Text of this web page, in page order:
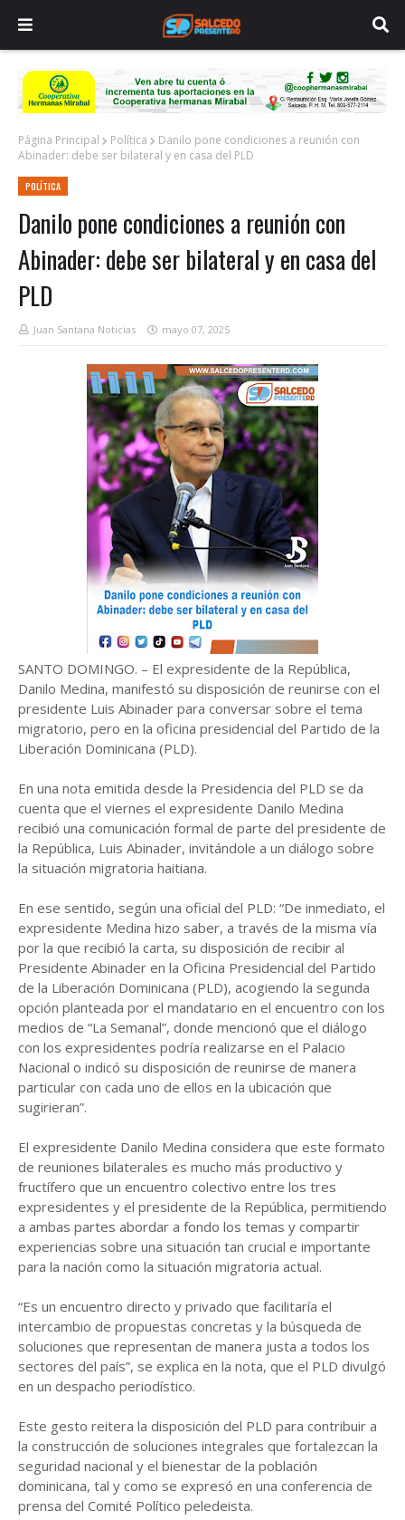
Página Principal Política
Danilo pone condiciones a reunión con
Abinader: debe ser bilateral y en casa del PLD
POLÍTICA
Danilo pone condiciones a reunión con
Abinader: debe ser bilateral y en casa del
PLD
Juan Santana Noticias mayo 07, 2025
SANTO DOMINGO. – El expresidente de la República,
Danilo Medina, manifestó su disposición de reunirse con el
presidente Luis Abinader para conversar sobre el tema
migratorio, pero en la oficina presidencial del Partido de la
Liberación Dominicana (PLD).
En una nota emitida desde la Presidencia del PLD se da
cuenta que el viernes el expresidente Danilo Medina
recibió una comunicación formal de parte del presidente de
la República, Luis Abinader, invitándole a un diálogo sobre
la situación migratoria haitiana.
En ese sentido, según una oficial del PLD: “De inmediato, el
expresidente Medina hizo saber, a través de la misma vía
por la que recibió la carta, su disposición de recibir al
Presidente Abinader en la Oficina Presidencial del Partido
de la Liberación Dominicana (PLD), acogiendo la segunda
opción planteada por el mandatario en el encuentro con los
medios de “La Semanal”, donde mencionó que el diálogo
con los expresidentes podría realizarse en el Palacio
Nacional o indicó su disposición de reunirse de manera
particular con cada uno de ellos en la ubicación que
sugirieran”.
El expresidente Danilo Medina considera que este formato
de reuniones bilaterales es mucho más productivo y
fructífero que un encuentro colectivo entre los tres
expresidentes y el presidente de la República, permitiendo
a ambas partes abordar a fondo los temas y compartir
experiencias sobre una situación tan crucial e importante
para la nación como la situación migratoria actual.
“Es un encuentro directo y privado que facilitaría el
intercambio de propuestas concretas y la búsqueda de
soluciones que representan de manera justa a todos los
sectores del país”, se explica en la nota, que el PLD divulgó
en un despacho periodístico.
Este gesto reitera la disposición del PLD para contribuir a
la construcción de soluciones integrales que fortalezcan la
seguridad nacional y el bienestar de la población
dominicana, tal y como se expresó en una conferencia de
prensa del Comité Político peledeista.